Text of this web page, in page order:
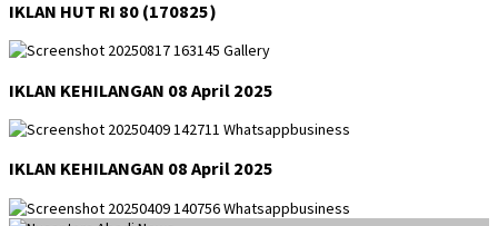
IKLAN HUT RI 80 (170825)
IKLAN KEHILANGAN 08 April 2025
IKLAN KEHILANGAN 08 April 2025